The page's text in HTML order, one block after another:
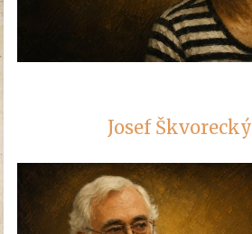
Josef Škvorecký